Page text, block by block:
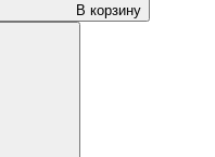
В корзину